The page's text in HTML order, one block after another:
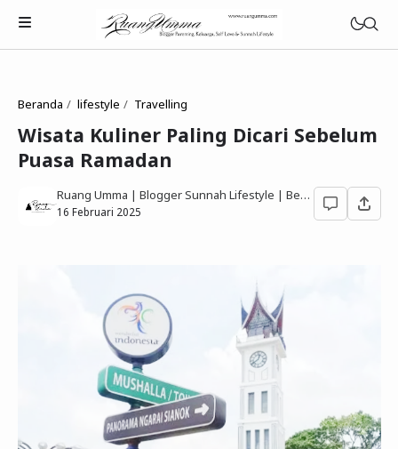
Parenting Islami
Rumah Tangga Muslimah
Review & Rekomendasi
Beranda lifestyle Travelling
Wisata Kuliner Paling Dicari Sebelum
Puasa Ramadan
Ruang Umma | Blogger Sunnah Lifestyle | Berbagi Gaya Hidup Sesuai Quran Sunnah
16 Februari 2025